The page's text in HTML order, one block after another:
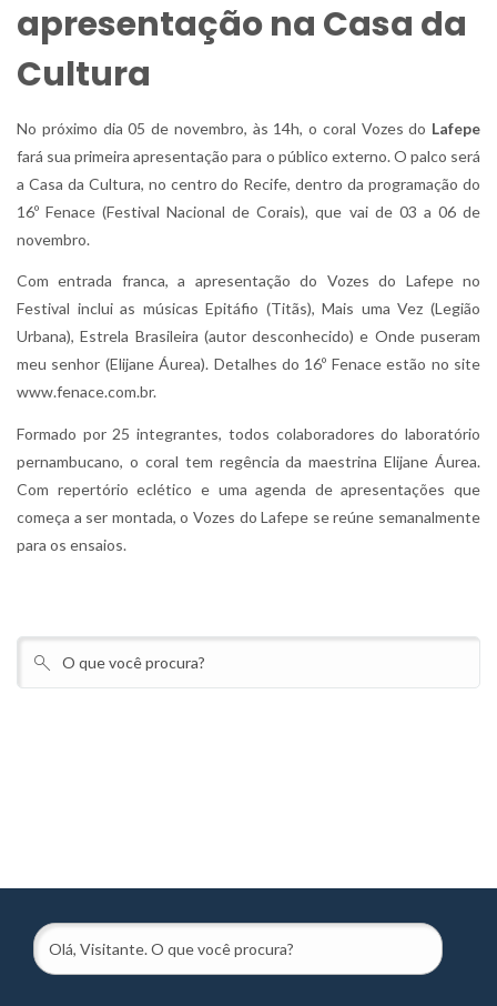
apresentação na Casa da
Cultura
No próximo dia 05 de novembro, às 14h, o coral Vozes do Lafepe
fará sua primeira apresentação para o público externo. O palco será
a Casa da Cultura, no centro do Recife, dentro da programação do
16º Fenace (Festival Nacional de Corais), que vai de 03 a 06 de
novembro.
Com entrada franca, a apresentação do Vozes do Lafepe no
Festival inclui as músicas Epitáfio (Titãs), Mais uma Vez (Legião
Urbana), Estrela Brasileira (autor desconhecido) e Onde puseram
meu senhor (Elijane Áurea). Detalhes do 16º Fenace estão no site
www.fenace.com.br.
Formado por 25 integrantes, todos colaboradores do laboratório
pernambucano, o coral tem regência da maestrina Elijane Áurea.
Com repertório eclético e uma agenda de apresentações que
começa a ser montada, o Vozes do Lafepe se reúne semanalmente
para os ensaios.